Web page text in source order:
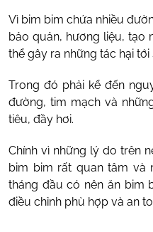
Vì bim bim chứa nhiều
bảo quản, hương liệu, tạo
thể gây ra những tác hại tới
Trong đó phải kể đến
đường, tim mạch và
tiêu, đầy hơi.
Chính vì những lý do trên
bim bim rất quan tâm và
tháng đầu có nên ăn bim
điều chỉnh phù hợp và an